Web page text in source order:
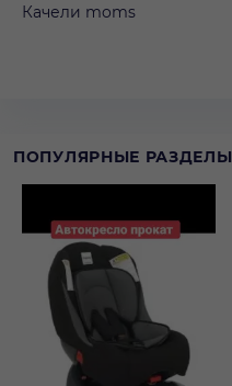
Качели moms
ПОПУЛЯРНЫЕ РАЗДЕЛЫ